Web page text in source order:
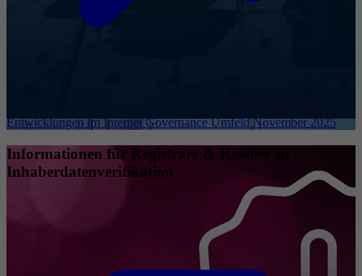
Entwicklungen im Internet Governance Umfeld November 2025
Informationen für Registrare & Reseller zu
Inhaberdatenverifikation